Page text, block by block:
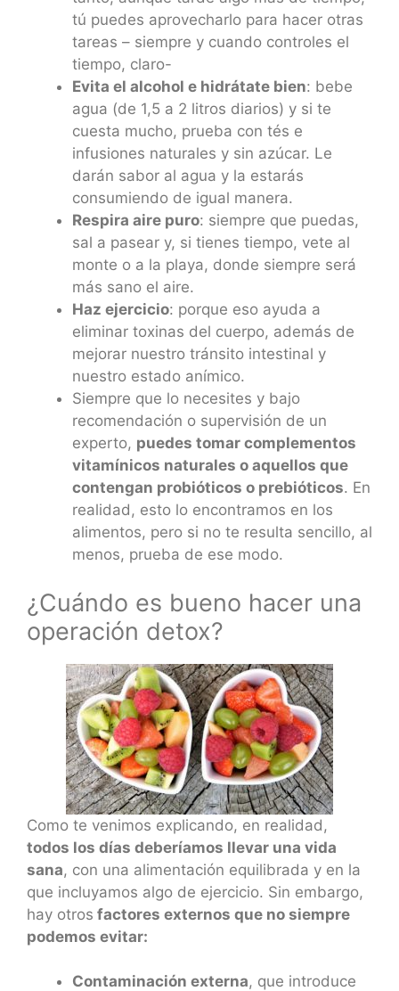
tú puedes aprovecharlo para hacer otras
tareas – siempre y cuando controles el
tiempo, claro-
Evita el alcohol e hidrátate bien: bebe
agua (de 1,5 a 2 litros diarios) y si te
cuesta mucho, prueba con tés e
infusiones naturales y sin azúcar. Le
darán sabor al agua y la estarás
consumiendo de igual manera.
Respira aire puro: siempre que puedas,
sal a pasear y, si tienes tiempo, vete al
monte o a la playa, donde siempre será
más sano el aire.
Haz ejercicio: porque eso ayuda a
eliminar toxinas del cuerpo, además de
mejorar nuestro tránsito intestinal y
nuestro estado anímico.
Siempre que lo necesites y bajo
recomendación o supervisión de un
experto, puedes tomar complementos
vitamínicos naturales o aquellos que
contengan probióticos o prebióticos. En
realidad, esto lo encontramos en los
alimentos, pero si no te resulta sencillo, al
menos, prueba de ese modo.
¿Cuándo es bueno hacer una
operación detox?
Como te venimos explicando, en realidad,
todos los días deberíamos llevar una vida
sana, con una alimentación equilibrada y en la
que incluyamos algo de ejercicio. Sin embargo,
hay otros factores externos que no siempre
podemos evitar:
Contaminación externa, que introduce